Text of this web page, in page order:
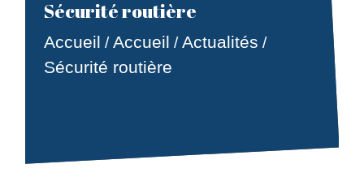
Sécurité routière
Accueil /Accueil /Actualités /
Sécurité routière